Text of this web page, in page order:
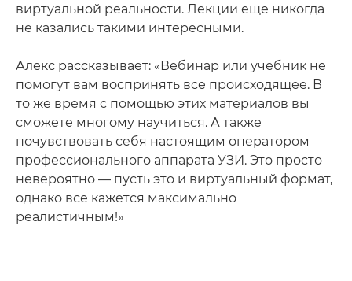
виртуальной реальности. Лекции еще никогда
не казались такими интересными.
Алекс рассказывает: «Вебинар или учебник не
помогут вам воспринять все происходящее. В
то же время с помощью этих материалов вы
сможете многому научиться. А также
почувствовать себя настоящим оператором
профессионального аппарата УЗИ. Это просто
невероятно — пусть это и виртуальный формат,
однако все кажется максимально
реалистичным!»